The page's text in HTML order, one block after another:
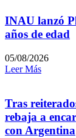
INAU lanzó
años de edad
05/08/2026
Leer Más
Tras
rebaja a
con Argentina